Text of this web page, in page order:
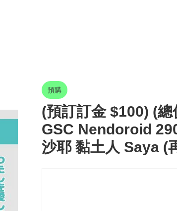
預購
(預訂訂金 $100) (總
GSC Nendoroid
沙耶 黏土人 Saya (